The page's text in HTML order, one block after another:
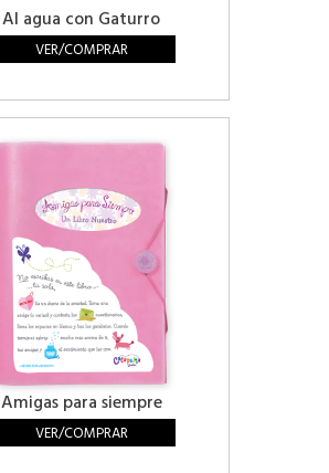
Al agua con Gaturro
VER/COMPRAR
Amigas para siempre
VER/COMPRAR